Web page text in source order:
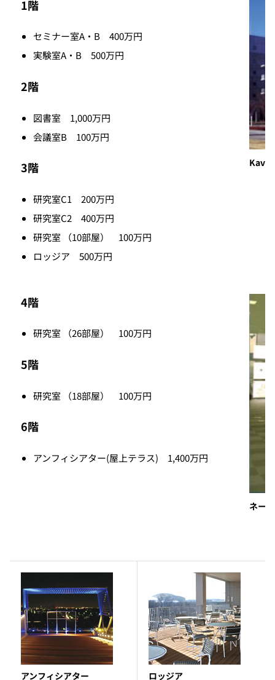
1階
セミナー室A・B 400万円
実験室A・B 500万円
2階
図書室 1,000万円
会議室B 100万円
3階
研究室C1 200万円
研究室C2 400万円
研究室 （10部屋） 100万円
ロッジア 500万円
Kavli
4階
研究室 （26部屋） 100万円
5階
研究室 （18部屋） 100万円
6階
アンフィシアター(屋上テラス) 1,400万円
ネー
アンフィシアター ロッジア